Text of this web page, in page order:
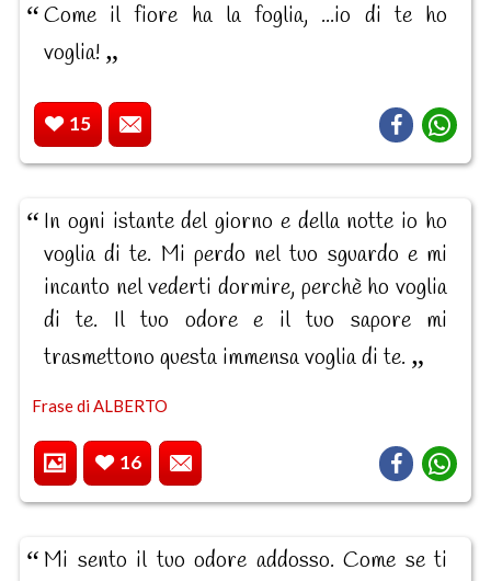
Come il fiore ha la foglia, ...io di te ho
voglia!
15
In ogni istante del giorno e della notte io ho
voglia di te. Mi perdo nel tuo sguardo e mi
incanto nel vederti dormire, perchè ho voglia
di te. Il tuo odore e il tuo sapore mi
trasmettono questa immensa voglia di te.
Frase di ALBERTO
16
Mi sento il tuo odore addosso. Come se ti